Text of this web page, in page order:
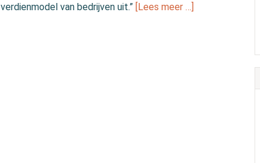
verdienmodel van bedrijven uit.” [Lees meer …]